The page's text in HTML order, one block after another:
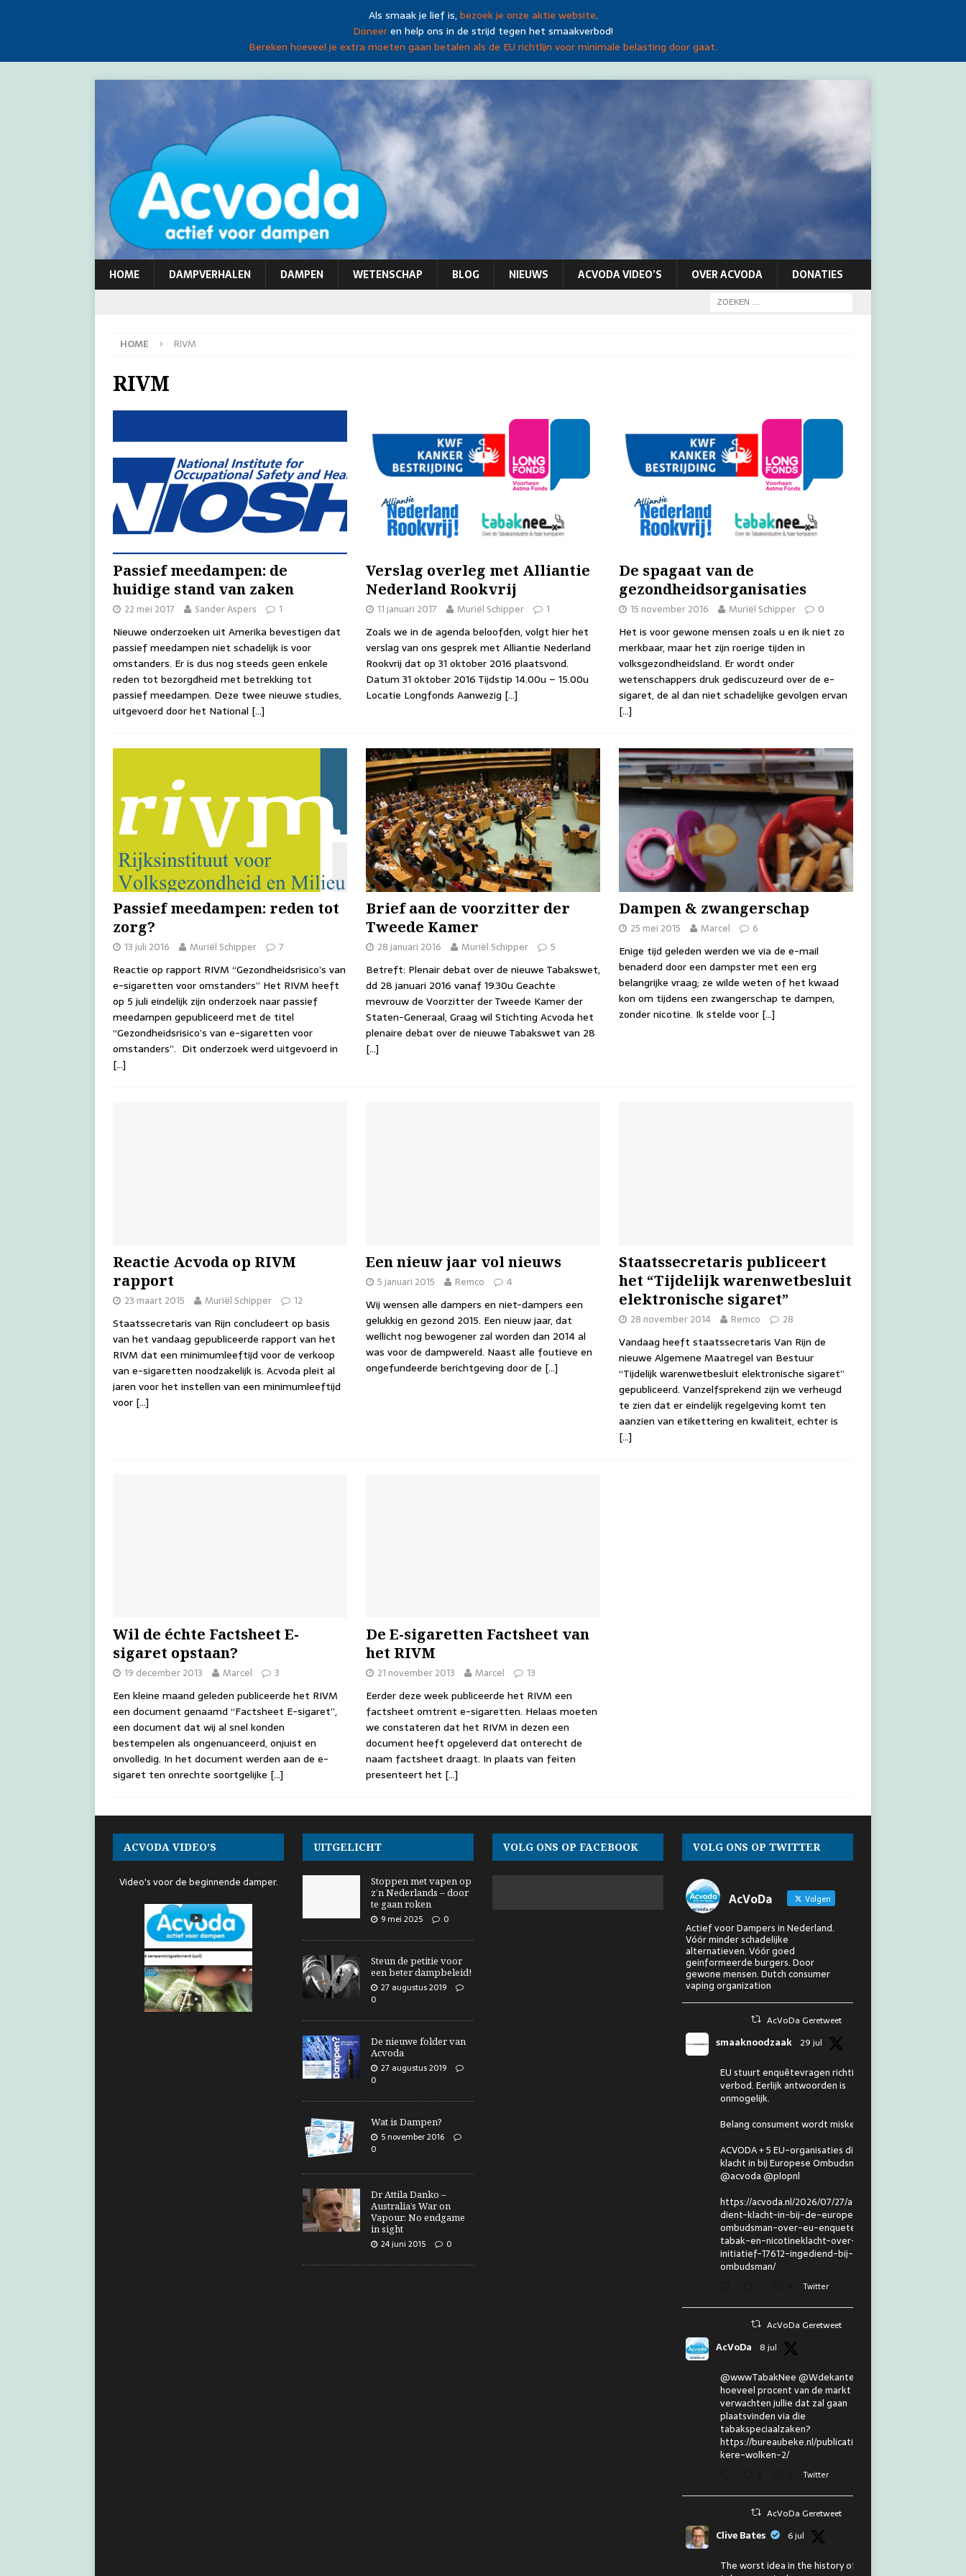
Als smaak je lief is,bezoek je onze aktie website.
Doneeren help ons in de strijd tegen het smaakverbod!
Bereken hoeveel je extra moeten gaan betalen als de EU richtlijn voor minimale belasting door gaat.
HOME DAMPVERHALEN DAMPEN WETENSCHAP BLOG NIEUWS ACVODA VIDEO’S OVER ACVODA DONATIES
HOME RIVM
RIVM
Passief meedampen: de
huidige stand van zaken
22 mei 2017 Sander Aspers 1
Nieuwe onderzoeken uit Amerika bevestigen dat
passief meedampen niet schadelijk is voor
omstanders. Er is dus nog steeds geen enkele
reden tot bezorgdheid met betrekking tot
passief meedampen. Deze twee nieuwe studies,
uitgevoerd door het National […]
Verslag overleg met Alliantie
Nederland Rookvrij
11 januari 2017 Muriël Schipper 1
Zoals we in de agenda beloofden, volgt hier het
verslag van ons gesprek met Alliantie Nederland
Rookvrij dat op 31 oktober 2016 plaatsvond.
Datum 31 oktober 2016 Tijdstip 14.00u – 15.00u
Locatie Longfonds Aanwezig […]
De spagaat van de
gezondheidsorganisaties
15 november 2016 Muriël Schipper 0
Het is voor gewone mensen zoals u en ik niet zo
merkbaar, maar het zijn roerige tijden in
volksgezondheidsland. Er wordt onder
wetenschappers druk gediscuzeurd over de e-
sigaret, de al dan niet schadelijke gevolgen ervan
[…]
Passief meedampen: reden tot
zorg?
13 juli 2016 Muriël Schipper 7
Reactie op rapport RIVM “Gezondheidsrisico’s van
e-sigaretten voor omstanders” Het RIVM heeft
op 5 juli eindelijk zijn onderzoek naar passief
meedampen gepubliceerd met de titel
“Gezondheidsrisico’s van e-sigaretten voor
omstanders”. Dit onderzoek werd uitgevoerd in
[…]
Brief aan de voorzitter der
Tweede Kamer
28 januari 2016 Muriël Schipper 5
Betreft: Plenair debat over de nieuwe Tabakswet,
dd 28 januari 2016 vanaf 19.30u Geachte
mevrouw de Voorzitter der Tweede Kamer der
Staten-Generaal, Graag wil Stichting Acvoda het
plenaire debat over de nieuwe Tabakswet van 28
[…]
Dampen & zwangerschap
25 mei 2015 Marcel 6
Enige tijd geleden werden we via de e-mail
benaderd door een dampster met een erg
belangrijke vraag; ze wilde weten of het kwaad
kon om tijdens een zwangerschap te dampen,
zonder nicotine. Ik stelde voor […]
Reactie Acvoda op RIVM
rapport
23 maart 2015 Muriël Schipper 12
Staatssecretaris van Rijn concludeert op basis
van het vandaag gepubliceerde rapport van het
RIVM dat een minimumleeftijd voor de verkoop
van e-sigaretten noodzakelijk is. Acvoda pleit al
jaren voor het instellen van een minimumleeftijd
voor […]
Een nieuw jaar vol nieuws
5 januari 2015 Remco 4
Wij wensen alle dampers en niet-dampers een
gelukkig en gezond 2015. Een nieuw jaar, dat
wellicht nog bewogener zal worden dan 2014 al
was voor de dampwereld. Naast alle foutieve en
ongefundeerde berichtgeving door de […]
Staatssecretaris publiceert
het “Tijdelijk warenwetbesluit
elektronische sigaret”
28 november 2014 Remco 28
Vandaag heeft staatssecretaris Van Rijn de
nieuwe Algemene Maatregel van Bestuur
“Tijdelijk warenwetbesluit elektronische sigaret”
gepubliceerd. Vanzelfsprekend zijn we verheugd
te zien dat er eindelijk regelgeving komt ten
aanzien van etikettering en kwaliteit, echter is
[…]
Wil de échte Factsheet E-
sigaret opstaan?
19 december 2013 Marcel 3
Een kleine maand geleden publiceerde het RIVM
een document genaamd “Factsheet E-sigaret”,
een document dat wij al snel konden
bestempelen als ongenuanceerd, onjuist en
onvolledig. In het document werden aan de e-
sigaret ten onrechte soortgelijke […]
De E-sigaretten Factsheet van
het RIVM
21 november 2013 Marcel 13
Eerder deze week publiceerde het RIVM een
factsheet omtrent e-sigaretten. Helaas moeten
we constateren dat het RIVM in dezen een
document heeft opgeleverd dat onterecht de
naam factsheet draagt. In plaats van feiten
presenteert het […]
ACVODA VIDEO’S
Video's voor de beginnende damper.
UITGELICHT
Stoppen met vapen op
z’n Nederlands – door
te gaan roken
9 mei 2025
0
Steun de petitie voor
een beter dampbeleid!
27 augustus 2019
0
De nieuwe folder van
Acvoda
27 augustus 2019
0
Wat is Dampen?
5 november 2016
0
Dr Attila Danko –
Australia’s War on
Vapour: No endgame
in sight
24 juni 2015
0
VOLG ONS OP FACEBOOK VOLG ONS OP TWITTER
AcVoDa Volgen
Actief voor Dampers in Nederland.
Vóór minder schadelijke
alternatieven. Vóór goed
geinformeerde burgers. Door
gewone mensen. Dutch consumer
vaping organization
AcVoDa Geretweet
smaaknoodzaak 29 jul
EU stuurt enquêtevragen richting
verbod. Eerlijk antwoorden is
onmogelijk.
Belang consument wordt miskend.
ACVODA + 5 EU-organisaties dienen
klacht in bij Europese Ombudsman.
@acvoda @plopnl
https://acvoda.nl/2026/07/27/acvoda-
dient-klacht-in-bij-de-europese-
ombudsman-over-eu-enquete-
tabak-en-nicotineklacht-over-eu-
initiatief-17612-ingediend-bij-de-
ombudsman/
Twitter
AcVoDa Geretweet
AcVoDa 8 jul
@wwwTabakNee @Wdekanter En
hoeveel procent van de markt
verwachten jullie dat zal gaan
plaatsvinden via die
tabakspeciaalzaken?
https://bureaubeke.nl/publicaties/don
kere-wolken-2/
Twitter
AcVoDa Geretweet
Clive Bates 6 jul
The worst idea in the history of